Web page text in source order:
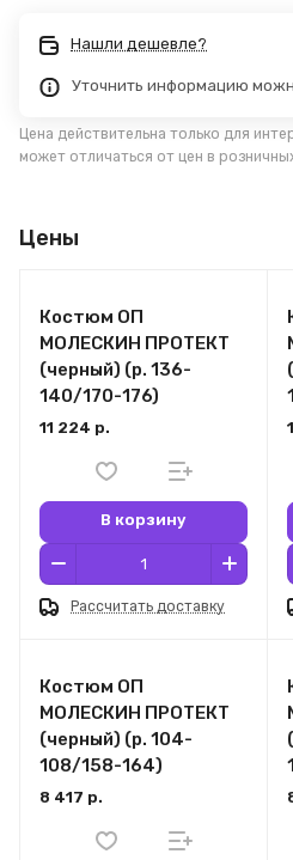
Нашли дешевле?
Уточнить информацию
Цена действительна только для
может отличаться от цен в
Цены
Костюм ОП
МОЛЕСКИН ПРОТЕКТ
(черный) (р. 136-
140/170-176)
11 224 р.
В корзину
Рассчитать доставку
Костюм ОП
МОЛЕСКИН ПРОТЕКТ
(черный) (р. 104-
108/158-164)
8 417 р.